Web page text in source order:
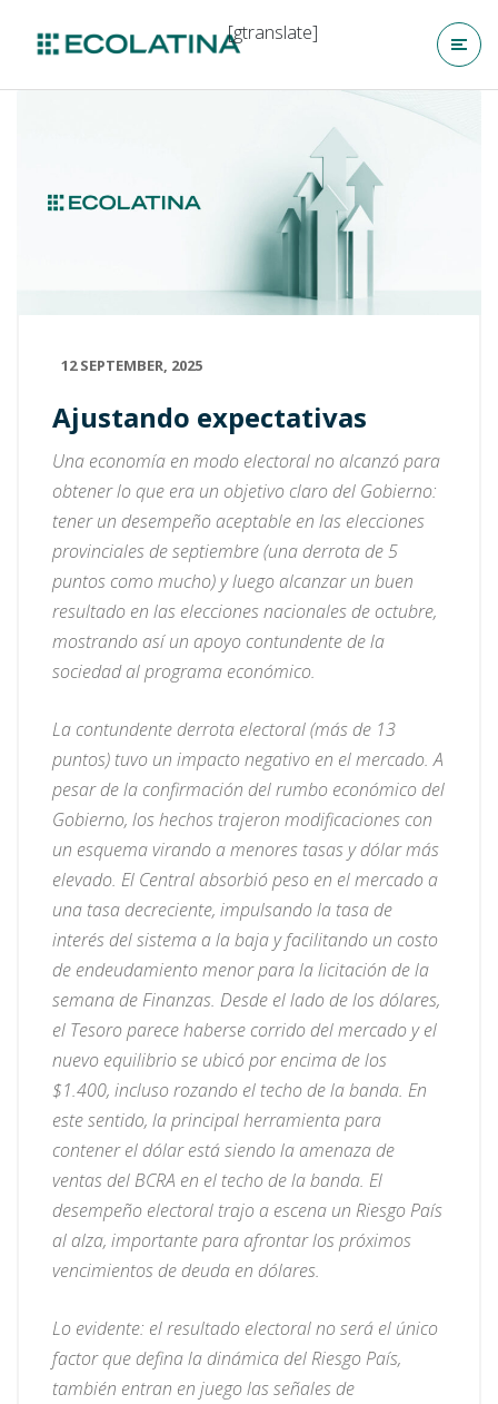
[gtranslate]
12 SEPTEMBER, 2025
Ajustando expectativas
Una economía en modo electoral no alcanzó para
obtener lo que era un objetivo claro del Gobierno:
tener un desempeño aceptable en las elecciones
provinciales de septiembre (una derrota de 5
puntos como mucho) y luego alcanzar un buen
resultado en las elecciones nacionales de octubre,
mostrando así un apoyo contundente de la
sociedad al programa económico.
La contundente derrota electoral (más de 13
puntos) tuvo un impacto negativo en el mercado. A
pesar de la confirmación del rumbo económico del
Gobierno, los hechos trajeron modificaciones con
un esquema virando a menores tasas y dólar más
elevado. El Central absorbió peso en el mercado a
una tasa decreciente, impulsando la tasa de
interés del sistema a la baja y facilitando un costo
de endeudamiento menor para la licitación de la
semana de Finanzas. Desde el lado de los dólares,
el Tesoro parece haberse corrido del mercado y el
nuevo equilibrio se ubicó por encima de los
$1.400, incluso rozando el techo de la banda. En
este sentido, la principal herramienta para
contener el dólar está siendo la amenaza de
ventas del BCRA en el techo de la banda. El
desempeño electoral trajo a escena un Riesgo País
al alza, importante para afrontar los próximos
vencimientos de deuda en dólares.
Lo evidente: el resultado electoral no será el único
factor que defina la dinámica del Riesgo País,
también entran en juego las señales de